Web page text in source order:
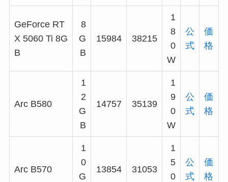
GeForce RT
X 5060 Ti 8G
B
8
G
B
15984 38215
1
8
0
W
公
式
価
格
Arc B580
1
2
G
B
14757 35139
1
9
0
W
公
式
価
格
Arc B570
1
0
G
13854 31053
1
5
0
公
式
価
格